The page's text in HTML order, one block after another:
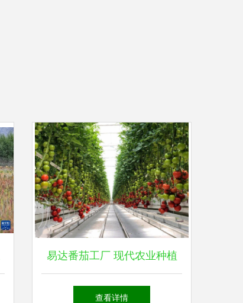
易达番茄工厂 现代农业种植
技术的新篇章
查看详情